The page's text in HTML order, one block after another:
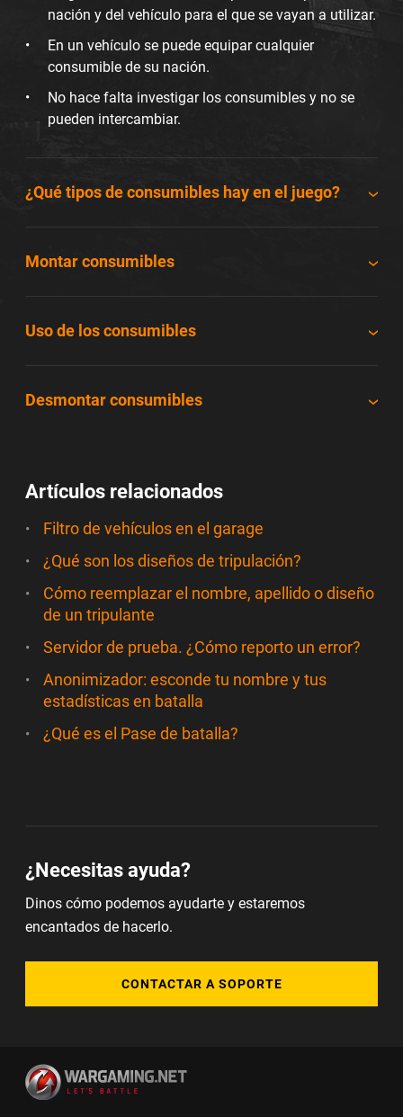
nación y del vehículo para el que se vayan a utilizar.
En un vehículo se puede equipar cualquier
consumible de su nación.
No hace falta investigar los consumibles y no se
pueden intercambiar.
¿Qué tipos de consumibles hay en el juego?
Montar consumibles
Uso de los consumibles
Desmontar consumibles
Artículos relacionados
Filtro de vehículos en el garage
¿Qué son los diseños de tripulación?
Cómo reemplazar el nombre, apellido o diseño
de un tripulante
Servidor de prueba. ¿Cómo reporto un error?
Anonimizador: esconde tu nombre y tus
estadísticas en batalla
¿Qué es el Pase de batalla?
¿Necesitas ayuda?
Dinos cómo podemos ayudarte y estaremos
encantados de hacerlo.
CONTACTAR A SOPORTE